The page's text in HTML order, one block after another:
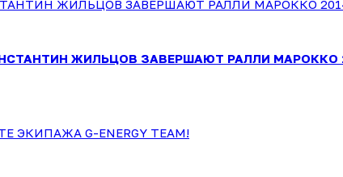
ЖИЛЬЦОВ ЗАВЕРШАЮТ РАЛЛИ МАРОККО